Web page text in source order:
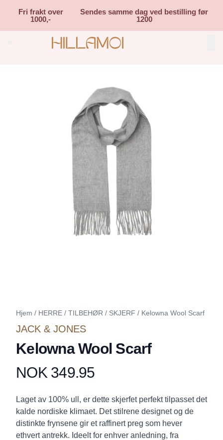
Fri frakt over
1000,-
Sendes samme dag ved bestilling før
1200
Search (⌘K)
Hjem / HERRE / TILBEHØR / SKJERF / Kelowna Wool Scarf
JACK & JONES
Kelowna Wool Scarf
Produktdetaljer
NOK 349.95
Description
Laget av 100% ull, er dette skjerfet perfekt tilpasset det
kalde nordiske klimaet. Det stilrene designet og de
distinkte frynsene gir et raffinert preg som hever
ethvert antrekk. Ideelt for enhver anledning, fra